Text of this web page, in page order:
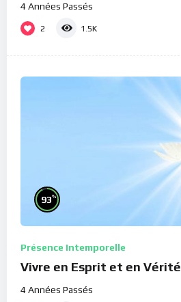
4 Années Passés
2 1.5K
93%
Présence Intemporelle
Vivre en Esprit et en Vérité
4 Années Passés